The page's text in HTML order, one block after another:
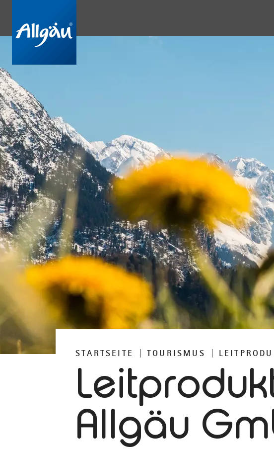
STARTSEITE TOURISMUS
Allgäu